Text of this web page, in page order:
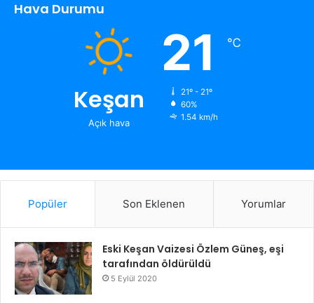
Hava Durumu
Keşan
Açık hava
21 ℃
21º - 21º
60%
1.54 km/h
Popüler Son Eklenen Yorumlar
Eski Keşan Vaizesi Özlem Güneş, eşi
tarafından öldürüldü
5 Eylül 2020